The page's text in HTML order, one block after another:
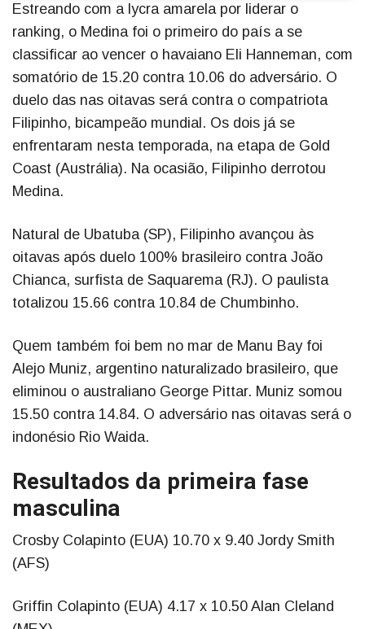
Estreando com a lycra amarela por liderar o
ranking, o Medina foi o primeiro do país a se
classificar ao vencer o havaiano Eli Hanneman, com
somatório de 15.20 contra 10.06 do adversário. O
duelo das nas oitavas será contra o compatriota
Filipinho, bicampeão mundial. Os dois já se
enfrentaram nesta temporada, na etapa de Gold
Coast (Austrália). Na ocasião, Filipinho derrotou
Medina.
Natural de Ubatuba (SP), Filipinho avançou às
oitavas após duelo 100% brasileiro contra João
Chianca, surfista de Saquarema (RJ). O paulista
totalizou 15.66 contra 10.84 de Chumbinho.
Quem também foi bem no mar de Manu Bay foi
Alejo Muniz, argentino naturalizado brasileiro, que
eliminou o australiano George Pittar. Muniz somou
15.50 contra 14.84. O adversário nas oitavas será o
indonésio Rio Waida.
Resultados da primeira fase
masculina
Crosby Colapinto (EUA) 10.70 x 9.40 Jordy Smith
(AFS)
Griffin Colapinto (EUA) 4.17 x 10.50 Alan Cleland